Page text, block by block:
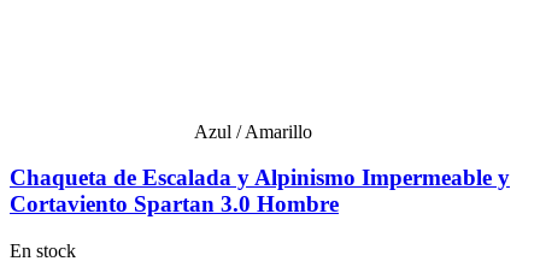
Azul / Amarillo
Chaqueta de Escalada y Alpinismo Impermeable y
Cortaviento Spartan 3.0 Hombre
En stock